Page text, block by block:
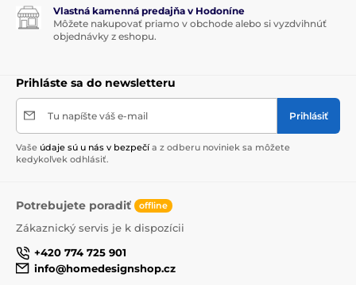
Vlastná kamenná predajňa v Hodoníne
Môžete nakupovať priamo v obchode alebo si vyzdvihnúť
objednávky z eshopu.
Prihláste sa do newsletteru
Tu napíšte váš e-mail Prihlásiť
Vaše údaje sú u nás v bezpečí a z odberu noviniek sa môžete
kedykoľvek odhlásiť.
Potrebujete poradiť offline
Zákaznický servis je k dispozícii
+420 774 725 901
info@homedesignshop.cz